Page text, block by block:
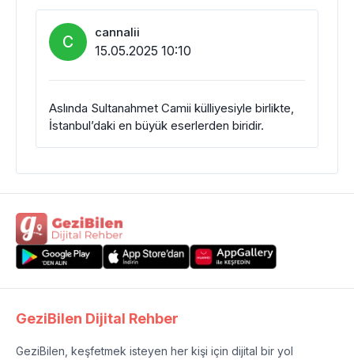
C cannalii
15.05.2025 10:10
Aslında Sultanahmet Camii külliyesiyle birlikte,
İstanbul’daki en büyük eserlerden biridir.
GeziBilen Dijital Rehber
GeziBilen, keşfetmek isteyen her kişi için dijital bir yol